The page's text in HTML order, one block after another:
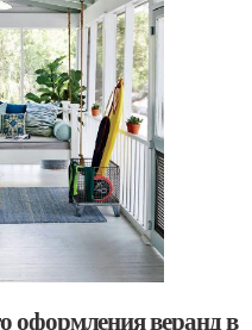
оформления веранд в